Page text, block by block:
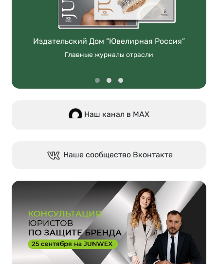
Издательский Дом “Ювелирная Россия”
Главные журналы отрасли
Наш канал в МАХ
Наше сообщество Вконтакте